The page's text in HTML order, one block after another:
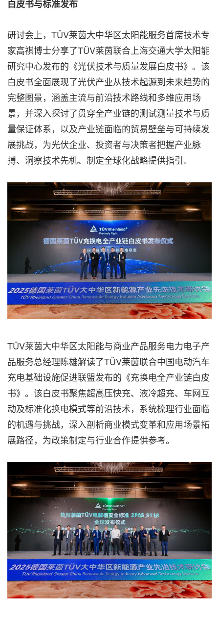
白皮书与标准发布
研讨会上，TÜV莱茵大中华区太阳能服务首席技术专
家高祺博士分享了TÜV莱茵联合上海交通大学太阳能
研究中心发布的《光伏技术与质量发展白皮书》。该
白皮书全面展现了光伏产业从技术起源到未来趋势的
完整图景，涵盖主流与前沿技术路线和多维应用场
景，并深入探讨了贯穿全产业链的测试测量技术与质
量保证体系，以及产业链面临的贸易壁垒与可持续发
展挑战，为光伏企业、投资者与决策者把握产业脉
搏、洞察技术先机、制定全球化战略提供指引。
TÜV莱茵大中华区太阳能与商业产品服务电力电子产
品服务总经理陈雄解读了TÜV莱茵联合中国电动汽车
充电基础设施促进联盟发布的《充换电全产业链白皮
书》。该白皮书聚焦超高压快充、液冷超充、车网互
动及标准化换电模式等前沿技术，系统梳理行业面临
的机遇与挑战，深入剖析商业模式变革和应用场景拓
展路径，为政策制定与行业合作提供参考。